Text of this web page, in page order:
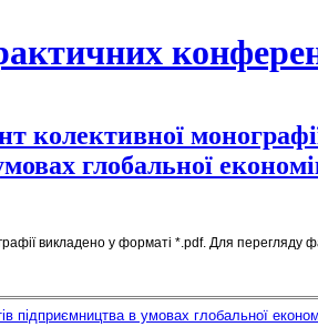
колективної
глобальної
викладено у форматі *.pdf. Для перегляду
підприємництва в умовах глобальної